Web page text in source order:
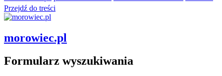
Przejdź do treści
morowiec.pl
Formularz wyszukiwania